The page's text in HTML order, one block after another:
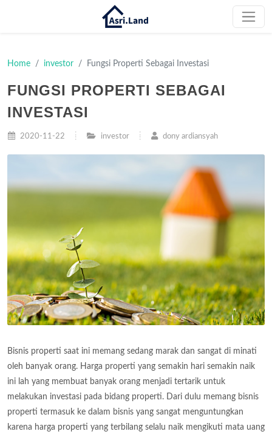
Home investor Fungsi Properti Sebagai Investasi
FUNGSI PROPERTI SEBAGAI
INVESTASI
2020-11-22 investor dony ardiansyah
Bisnis properti saat ini memang sedang marak dan sangat di minati
oleh banyak orang. Harga properti yang semakin hari semakin naik
ini lah yang membuat banyak orang menjadi tertarik untuk
melakukan investasi pada bidang properti. Dari dulu memang bisnis
properti termasuk ke dalam bisnis yang sangat menguntungkan
karena harga properti yang terbilang selalu naik mengikuti mata uang